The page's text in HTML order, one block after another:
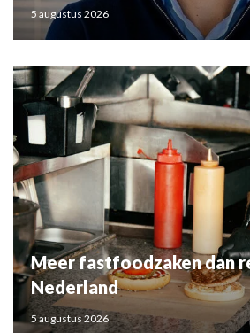
5 augustus 2026
Meer fastfoodzaken dan
Nederland
5 augustus 2026